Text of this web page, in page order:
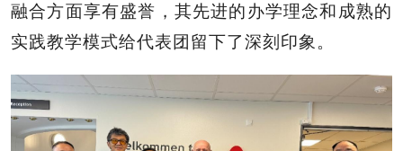
融合方面享有盛誉，其先进的办学理念和成熟的
实践教学模式给代表团留下了深刻印象。